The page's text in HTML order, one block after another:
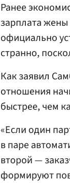
Ранее
зарплата
официально
странно,
Как заявил
отношения
быстрее, чем
«Если один
в паре
второй —
формируют